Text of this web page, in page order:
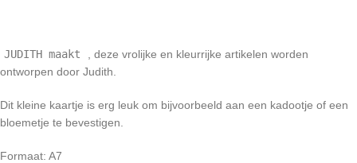
JUDITH maakt
, deze vrolijke en kleurrijke artikelen worden
ontworpen door Judith.
Dit kleine kaartje is erg leuk om bijvoorbeeld aan een kadootje of een
bloemetje te bevestigen.
Formaat: A7